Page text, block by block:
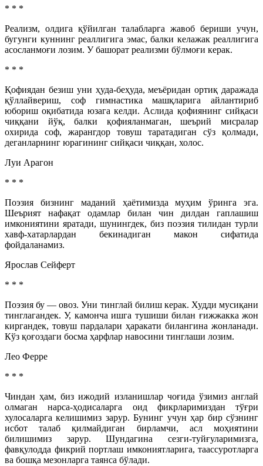
* * *
Реализм, олдига қўйилган талабларга жавоб бериши учун,
бугунги куннинг реаллигига эмас, балки келажак реаллигига
асосланмоғи лозим. У башорат реализми бўлмоғи керак.
* * *
Қофиядан безиш уни ҳуда-беҳуда, меъёридан ортиқ даражада
қўллайвериш, соф гимнастика машқларига айлантириб
юбориш оқибатида юзага келди. Аслида қофиянинг сийқаси
чиққани йўқ, балки қофияланмаган, шеърий мисралар
охирида соф, жарангдор товуш таратадиган сўз қолмади,
деганларнинг юрагининг сийқаси чиққан, холос.
Луи Арагон
* * *
Поэзия бизнинг маданий ҳаётимизда муҳим ўринга эга.
Шеърият нафақат одамлар билан чин дилдан гаплашиш
имкониятини яратади, шунингдек, биз поэзия тилидан турли
хавф-хатарлардан бекинадиган макон сифатида
фойдаланамиз.
Ярослав Сейферт
* * *
Поэзия бу — овоз. Уни тинглай билиш керак. Худди мусиқани
тинглагандек. У, камонча ишга тушиши билан ғижжакка жон
киргандек, товуш пардалари ҳаракати билангина жонланади.
Кўз қоғоздаги босма ҳарфлар навосини тинглаши лозим.
Лео Ферре
* * *
Чиндан ҳам, биз ижодий изланишлар чоғида ўзимиз англай
олмаган нарса-ҳодисаларга оид фикрларимиздан тўғри
хулосаларга келишимиз зарур. Бунинг учун ҳар бир сўзнинг
исбот талаб қилмайдиган бирламчи, асл моҳиятини
билишимиз зарур. Шундагина сезги-туйғуларимизга,
фавқулодда фикрий портлаш имкониятларига, таассуротларга
ва бошқа мезонларга таянса бўлади.